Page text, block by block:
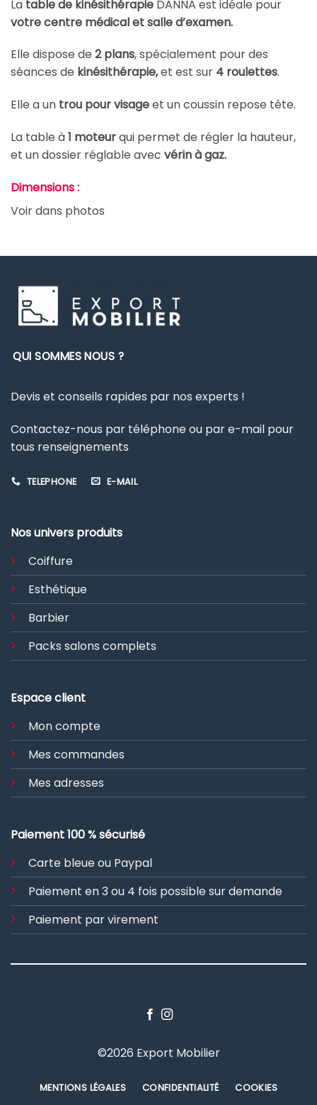
La table de kinésithérapie DANNA est idéale pour
votre centre médical et salle d’examen.
Elle dispose de 2 plans, spécialement pour des
séances de kinésithérapie,et est sur 4 roulettes.
Elle a un trou pour visageet un coussin repose tête.
La table à1 moteurqui permet de régler la hauteur,
et un dossier réglable avec vérin à gaz.
Dimensions :
Voir dans photos
QUI SOMMES NOUS ?
Devis et conseils rapides par nos experts !
Contactez-nous par téléphone ou par e-mail pour
tous renseignements
TELEPHONE E-MAIL
Nos univers produits
Coiffure
Esthétique
Barbier
Packs salons complets
Espace client
Mon compte
Mes commandes
Mes adresses
Paiement 100 % sécurisé
Carte bleue ou Paypal
Paiement en 3 ou 4 fois possible sur demande
Paiement par virement
©2026 Export Mobilier
MENTIONS LÉGALES CONFIDENTIALITÉ COOKIES